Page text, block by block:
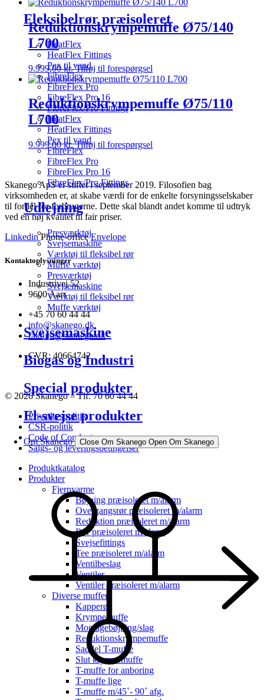
Fleksibelrør præisoleret
HeatFlex
HeatFlex Fittings
Pex til vand
FibreFlex
FibreFlex Pro
FibreFlex Pro 16
FibreFlex/Pro Fittings
HeatFlex
HeatFlex Fittings
Pex til vand
FibreFlex
FibreFlex Pro
FibreFlex Pro 16
FibreFlex/Pro Fittings
Udlejning
Presværktøj
Svejsemaskine
Værktøj til fleksibel rør
Muffe værktøj
Presværktøj
Svejsemaskine
Værktøj til fleksibel rør
Muffe værktøj
Svejsemaskine
Biogas og Industri
Special produkter
El-svejse produkter
Om Skanego Close Om Skanego Open Om Skanego
Reduktionskrympemuffe Ø75/140
L700
9.999,00kr. Tilføj til forespørgsel
Reduktionskrympemuffe Ø75/110
L700
9.999,00kr. Tilføj til forespørgsel
Skanego ApS er stiftet i september 2019. Filosofien bag
virksomheden er, at skabe værdi for de enkelte forsyningsselskaber
til fordel for forbrugerne. Dette skal blandt andet komme til udtryk
ved en høj kvalitet til fair priser.
Linkedin Phone-office Envelope
Kontaktoplysninger
Industrivej 52
9600 Aars
+45 70 60 44 44
info@skanego.dk
faktura@skanego.dk
CVR: 40664742
© 2026 Skanego – Tlf. 70 60 44 44
Privatlivspolitik
CSR-politik
Code of Conduct
Salgs- og leveringsbetingelser
Produktkatalog
Produkter
Fjernvarme
Bøjning præisoleret m/alarm
Overgangsrør præisoleret m/alarm
Reduktion præisoleret m/alarm
Rør præisoleret m/alarm
Svejsefittings
Tee præisoleret m/alarm
Ventilbeslag
Ventiler
Ventiler præisoleret m/alarm
Diverse muffer
Kapperør
Krympemuffe
Montagebøjning/slag
Reduktionskrympemuffe
Saddel T-muffe
Slut krympemuffe
T-muffe for anboring
T-muffe lige
T-muffe m/45˚- 90˚ afg.